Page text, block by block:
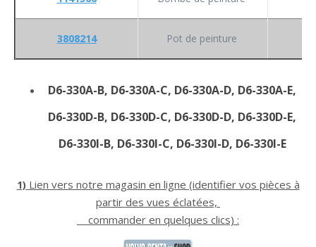
3808214 Pot de peinture
D6-330A-B, D6-330A-C, D6-330A-D, D6-330A-E,
D6-330D-B, D6-330D-C, D6-330D-D, D6-330D-E,
D6-330I-B, D6-330I-C, D6-330I-D, D6-330I-E
1) Lien vers notre magasin en ligne (identifier vos pièces à
partir des vues éclatées,
commander en quelques clics) :